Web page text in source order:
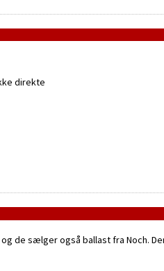
direkte
de sælger også ballast fra Noch.